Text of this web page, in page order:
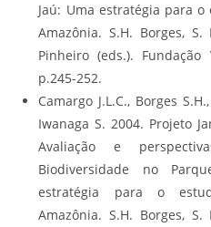
Jaú: Uma estratégia para
Amazônia. S.H. Borges,
Pinheiro (eds.). Fundação
p.245-252.
Camargo J.L.C., Borges
Iwanaga S. 2004. Projeto
Avaliação e
Biodiversidade no
estratégia para o
Amazônia. S.H. Borges,